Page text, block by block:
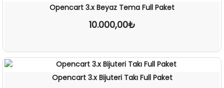
Opencart 3.x Beyaz Tema Full Paket
10.000,00₺
Opencart 3.x Bijuteri Takı Full Paket